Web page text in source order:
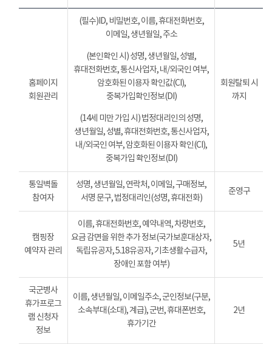
홈페이지
회원관리
(필수)ID, 비밀번호, 이름, 휴대전화번호,
이메일, 생년월일, 주소
(본인확인 시) 성명, 생년월일, 성별,
휴대전화번호, 통신사업자, 내/외국인 여부,
암호화된 이용자 확인값(CI),
중복가입확인정보(DI)
(14세 미만 가입 시) 법정대리인의 성명,
생년월일, 성별, 휴대전화번호, 통신사업자,
내/외국인 여부, 암호화된 이용자 확인(CI),
중복가입 확인정보(DI)
회원탈퇴 시
까지
통일벽돌
참여자
성명, 생년월일, 연락처, 이메일, 구매정보,
서명 문구, 법정대리인(성명, 휴대전화)
준영구
캠핑장
예약자 관리
이름, 휴대전화번호, 예약내역, 차량번호,
요금 감면을 위한 추가 정보(국가보훈대상자,
독립유공자, 5.18유공자, 기초생활수급자,
장애인 포함 여부)
5년
국군병사
휴가프로그
램 신청자
정보
이름, 생년월일, 이메일주소, 군인정보(구분,
소속부대(소대), 계급), 군번, 휴대폰번호,
휴가기간
2년